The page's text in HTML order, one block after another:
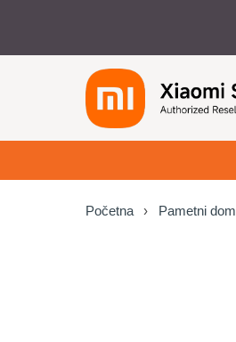
Početna Pametni dom